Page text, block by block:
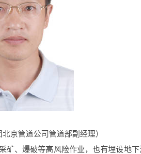
北京管道公司管道部副经理）
矿、爆破等高风险作业，也有埋设地